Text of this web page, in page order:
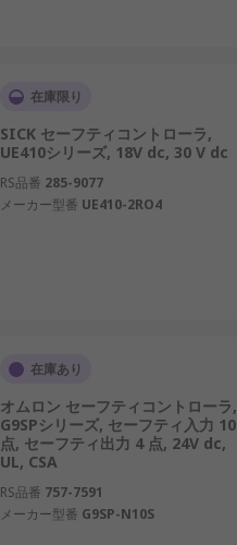
在庫限り
SICK セーフティコントローラ,
UE410シリーズ, 18V dc, 30 V dc
RS品番 285-9077
メーカー型番 UE410-2RO4
在庫あり
オムロン セーフティコントローラ,
G9SPシリーズ, セーフティ入力 10
点, セーフティ出力 4 点, 24V dc,
UL, CSA
RS品番 757-7591
メーカー型番 G9SP-N10S